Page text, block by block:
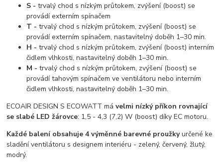
S -trvalý chod s nízkým průtokem, zvýšení (boost) se
provádí externím spínačem
T -trvalý chod s nízkým průtokem, zvýšení (boost) se
provádí externím spínačem, nastavitelný doběh 1–30 min.
H -trvalý chod s nízkým průtokem, zvýšení (boost) interním
čidlem vlhkosti, nastavitelný doběh 1–30 min.
M -trvalý chod s nízkým průtokem, zvýšení (boost) se
provádí tahovým spínačem ve ventilátoru nebo interním
čidlem vlhkosti, nastavitelný doběh 1–30 min.
ECOAIR DESIGN S ECOWATT mávelmi nízký příkon rovnající
se slabé LED žárovce: 1,5 - 4,3 (7,2) W (boost) díky EC motoru.
Každé balení obsahuje 4 výměnné barevné proužkyurčené ke
sladění ventilátoru s designem interiéru - zelený, červený, žlutý,
modrý.